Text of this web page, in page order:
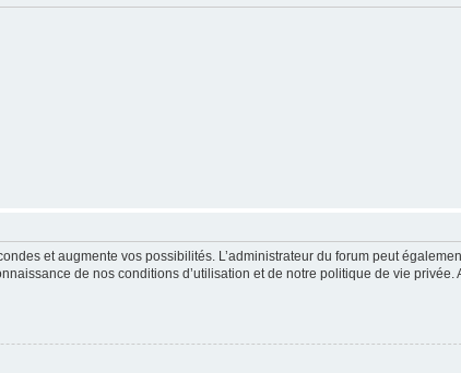
et augmente vos possibilités. L’administrateur du forum peut
de nos conditions d’utilisation et de notre politique de vie privée.